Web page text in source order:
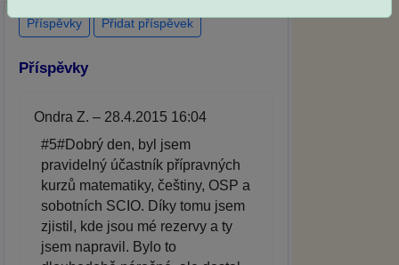
Příspěvky Přidat příspěvek
Příspěvky
Ondra Z. – 28.4.2015 16:04
#5#Dobrý den, byl jsem
pravidelný účastník přípravných
kurzů matematiky, češtiny, OSP a
sobotních SCIO. Díky tomu jsem
zjistil, kde jsou mé rezervy a ty
jsem napravil. Bylo to